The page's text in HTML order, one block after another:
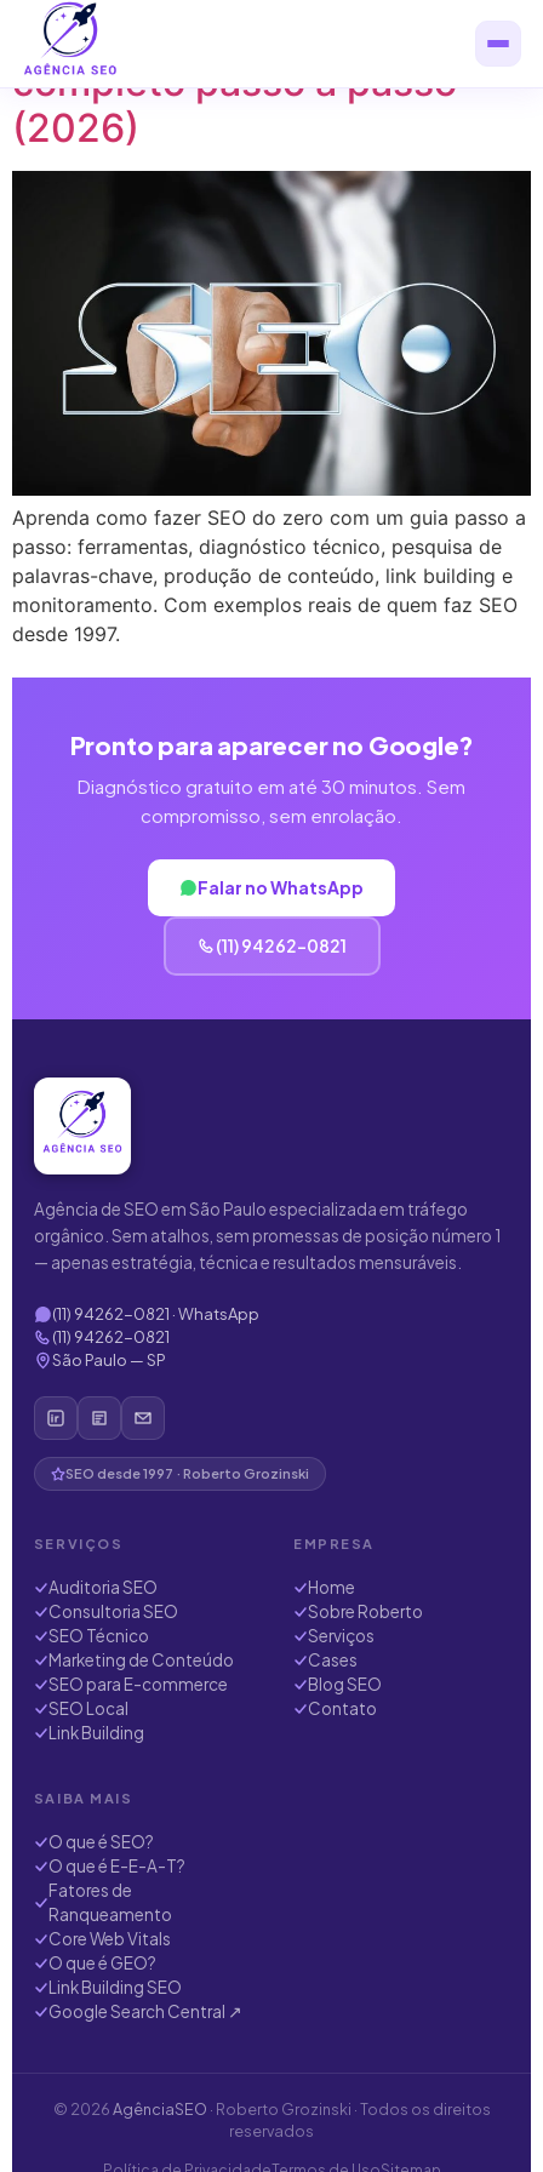
Como fazer SEO: guia
completo passo a passo
(2026)
Aprenda como fazer SEO do zero com um guia passo a
passo: ferramentas, diagnóstico técnico, pesquisa de
palavras-chave, produção de conteúdo, link building e
monitoramento. Com exemplos reais de quem faz SEO
desde 1997.
Pronto para aparecer no Google?
Diagnóstico gratuito em até 30 minutos. Sem
compromisso, sem enrolação.
Falar no WhatsApp
(11) 94262-0821
Agência de SEO em São Paulo especializada em tráfego
orgânico. Sem atalhos, sem promessas de posição número 1
— apenas estratégia, técnica e resultados mensuráveis.
(11) 94262-0821 · WhatsApp
(11) 94262-0821
São Paulo — SP
SEO desde 1997 · Roberto Grozinski
SERVIÇOS
Auditoria SEO
Consultoria SEO
SEO Técnico
Marketing de Conteúdo
SEO para E-commerce
SEO Local
Link Building
EMPRESA
Home
Sobre Roberto
Serviços
Cases
Blog SEO
Contato
SAIBA MAIS
O que é SEO?
O que é E-E-A-T?
Fatores de
Ranqueamento
Core Web Vitals
O que é GEO?
Link Building SEO
Google Search Central ↗
© 2026AgênciaSEO · Roberto Grozinski · Todos os direitos
reservados